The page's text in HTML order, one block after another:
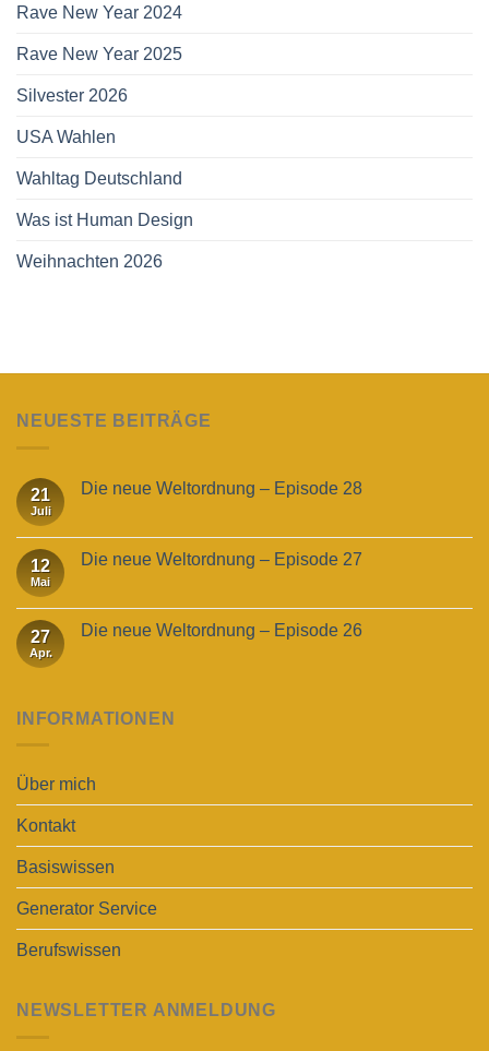
Rave New Year 2024
Rave New Year 2025
Silvester 2026
USA Wahlen
Wahltag Deutschland
Was ist Human Design
Weihnachten 2026
NEUESTE BEITRÄGE
21
Juli
Die neue Weltordnung – Episode 28
12
Mai
Die neue Weltordnung – Episode 27
27
Apr.
Die neue Weltordnung – Episode 26
INFORMATIONEN
Über mich
Kontakt
Basiswissen
Generator Service
Berufswissen
NEWSLETTER ANMELDUNG